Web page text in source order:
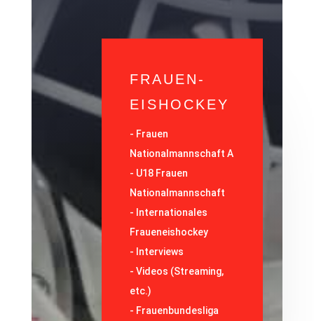
FRAUEN-
EISHOCKEY
- Frauen
Nationalmannschaft A
- U18 Frauen
Nationalmannschaft
- Internationales
Fraueneishockey
- Interviews
-Videos (Streaming,
etc.)
- Frauenbundesliga